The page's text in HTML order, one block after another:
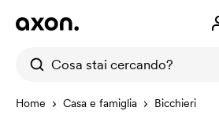
Home Casa e famiglia Bicchieri